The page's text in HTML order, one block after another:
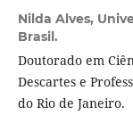
Nilda Alves,
Brasil.
Doutorado em
Descartes e
do Rio de Janeiro.